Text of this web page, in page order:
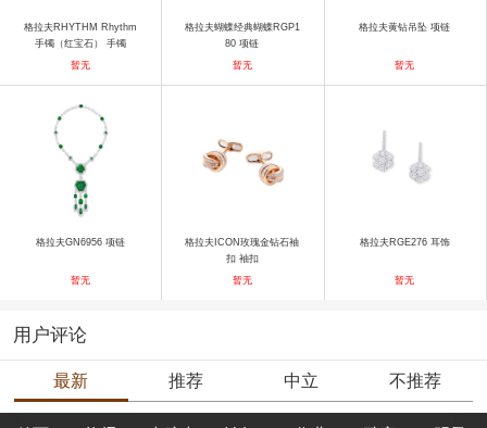
格拉夫RHYTHM Rhythm
手镯（红宝石） 手镯
暂无
格拉夫蝴蝶经典蝴蝶RGP1
80 项链
暂无
格拉夫黄钻吊坠 项链
暂无
格拉夫GN6956 项链
暂无
格拉夫ICON玫瑰金钻石袖
扣 袖扣
暂无
格拉夫RGE276 耳饰
暂无
用户评论
最新 推荐 中立 不推荐